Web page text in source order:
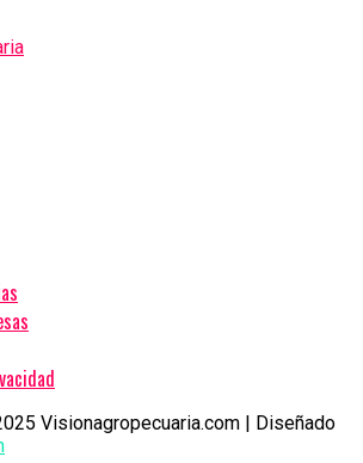
Visionagropecuaria.com | Diseñado